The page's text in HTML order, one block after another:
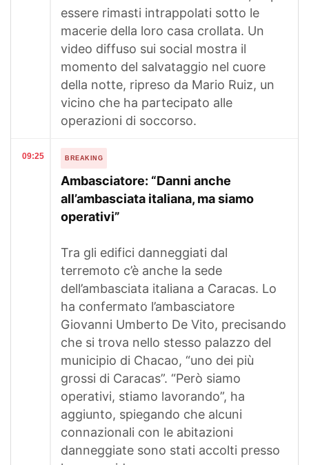
essere rimasti intrappolati sotto le
macerie della loro casa crollata. Un
video diffuso sui social mostra il
momento del salvataggio nel cuore
della notte, ripreso da Mario Ruiz, un
vicino che ha partecipato alle
operazioni di soccorso.
09:25 BREAKING
Ambasciatore: “Danni anche
all’ambasciata italiana, ma siamo
operativi”
Tra gli edifici danneggiati dal
terremoto c’è anche la sede
dell’ambasciata italiana a Caracas. Lo
ha confermato l’ambasciatore
Giovanni Umberto De Vito, precisando
che si trova nello stesso palazzo del
municipio di Chacao, “uno dei più
grossi di Caracas”. “Però siamo
operativi, stiamo lavorando”, ha
aggiunto, spiegando che alcuni
connazionali con le abitazioni
danneggiate sono stati accolti presso